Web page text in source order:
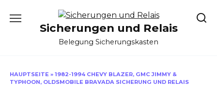
Sicherungen und Relais
Belegung Sicherungskasten
HAUPTSEITE » 1982-1994 CHEVY BLAZER, GMC JIMMY &
TYPHOON, OLDSMOBILE BRAVADA SICHERUNG UND RELAIS